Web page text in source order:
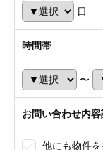
日
時間帯
〜
お問い合わせ内
他にも物件